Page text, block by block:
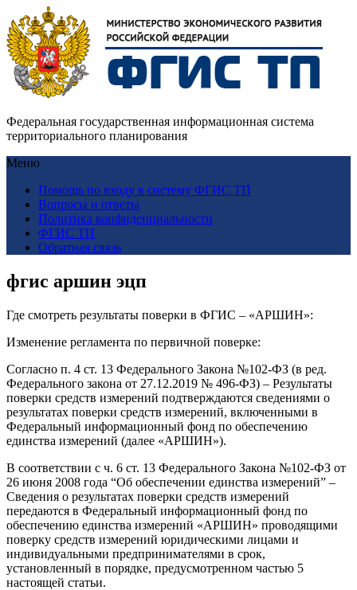
Федеральная государственная информационная система
территориального планирования
Меню
Помощь по входу в систему ФГИС ТП
Вопросы и ответы
Политика конфиденциальности
ФГИС ТП
Обратная связь
фгис аршин эцп
Где смотреть результаты поверки в ФГИС – «АРШИН»:
Изменение регламента по первичной поверке:
Согласно п. 4 ст. 13 Федерального Закона №102-ФЗ (в ред.
Федерального закона от 27.12.2019 № 496-ФЗ) – Результаты
поверки средств измерений подтверждаются сведениями о
результатах поверки средств измерений, включенными в
Федеральный информационный фонд по обеспечению
единства измерений (далее «АРШИН»).
В соответствии с ч. 6 ст. 13 Федерального Закона №102-ФЗ от
26 июня 2008 года “Об обеспечении единства измерений” –
Сведения о результатах поверки средств измерений
передаются в Федеральный информационный фонд по
обеспечению единства измерений «АРШИН» проводящими
поверку средств измерений юридическими лицами и
индивидуальными предпринимателями в срок,
установленный в порядке, предусмотренном частью 5
настоящей статьи.